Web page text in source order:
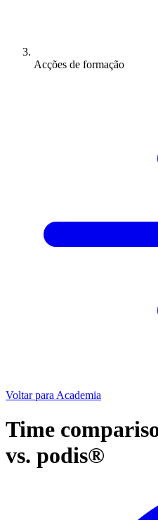
Acções de formação
Voltar para Academia
Time
vs. podis®